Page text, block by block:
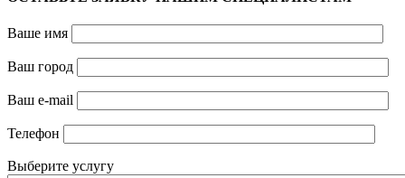
Ваше имя
Ваш город
Ваш e-mail
Телефон
Выберите услугу